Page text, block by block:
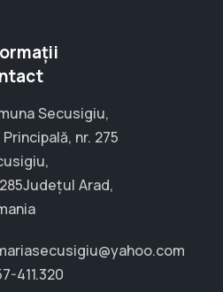
Secusigiu,
nr. 275
Arad,
411.320